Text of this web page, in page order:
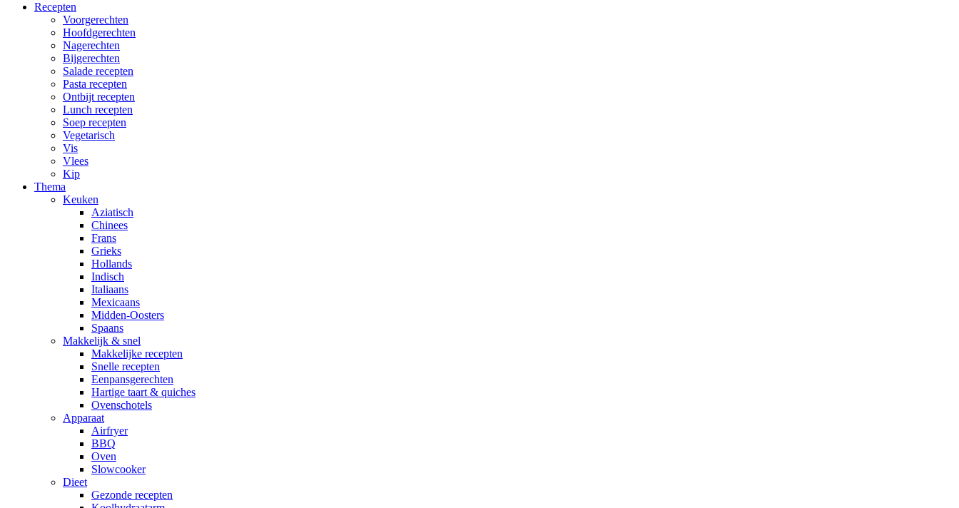
Recepten
Voorgerechten
Hoofdgerechten
Nagerechten
Bijgerechten
Salade recepten
Pasta recepten
Ontbijt recepten
Lunch recepten
Soep recepten
Vegetarisch
Vis
Vlees
Kip
Thema
Keuken
Aziatisch
Chinees
Frans
Grieks
Hollands
Indisch
Italiaans
Mexicaans
Midden-Oosters
Spaans
Makkelijk & snel
Makkelijke recepten
Snelle recepten
Eenpansgerechten
Hartige taart & quiches
Ovenschotels
Apparaat
Airfryer
BBQ
Oven
Slowcooker
Dieet
Gezonde recepten